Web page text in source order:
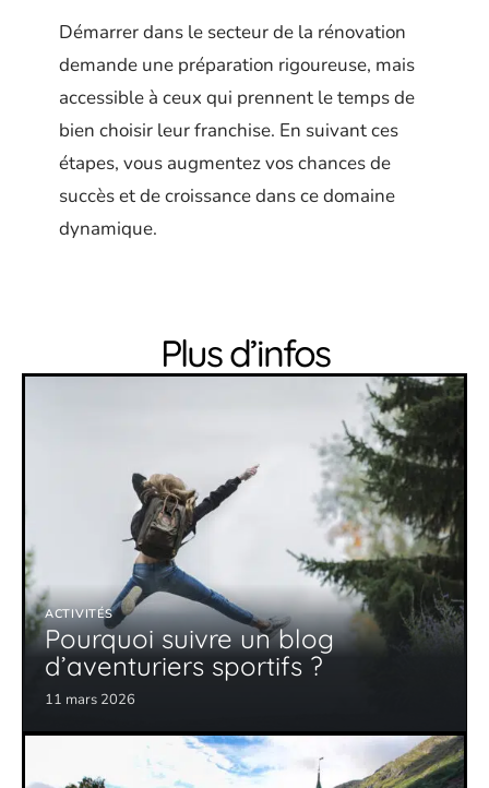
Démarrer dans le secteur de la rénovation
demande une préparation rigoureuse, mais
accessible à ceux qui prennent le temps de
bien choisir leur franchise. En suivant ces
étapes, vous augmentez vos chances de
succès et de croissance dans ce domaine
dynamique.
Plus d’infos
ACTIVITÉS
Pourquoi suivre un blog
d’aventuriers sportifs ?
11 mars 2026